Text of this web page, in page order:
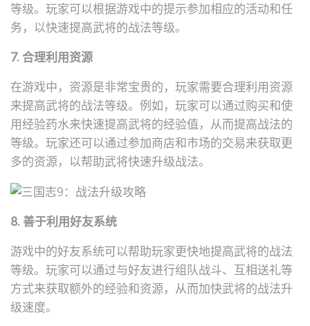
等级。玩家可以根据游戏中的提示参加相应的活动和任
务，以快速提高武将的战法等级。
7. 合理利用资源
在游戏中，资源是非常宝贵的，玩家需要合理利用资源
来提高武将的战法等级。例如，玩家可以通过购买和使
用经验药水来快速提高武将的经验值，从而提高战法的
等级。玩家还可以通过参加商店和市场的交易来获取更
多的资源，以帮助武将快速升级战法。
8. 善于利用好友系统
游戏中的好友系统可以帮助玩家更快地提高武将的战法
等级。玩家可以通过与好友进行组队战斗、互相送礼等
方式来获取额外的经验和资源，从而加快武将的战法升
级速度。